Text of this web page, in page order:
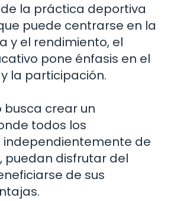
la práctica deportiva
puede centrarse en la
y el rendimiento, el
pone énfasis en el
la participación.
busca crear un
todos los
independientemente de
puedan disfrutar del
de sus